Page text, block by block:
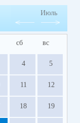
Июль
сб вс
4 5
11 12
18 19